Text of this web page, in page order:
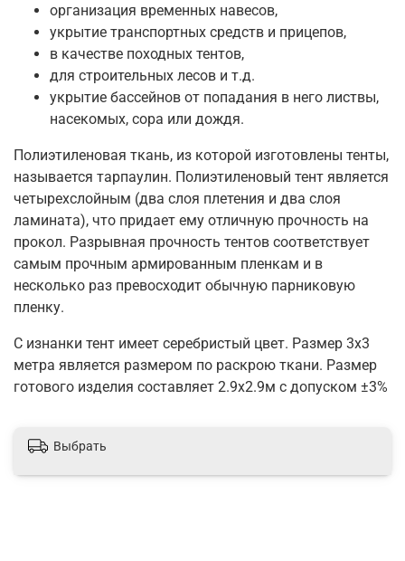
организация временных навесов,
укрытие транспортных средств и прицепов,
в качестве походных тентов,
для строительных лесов и т.д.
укрытие бассейнов от попадания в него листвы,
насекомых, сора или дождя.
Полиэтиленовая ткань, из которой изготовлены тенты,
называется тарпаулин. Полиэтиленовый тент является
четырехслойным (два слоя плетения и два слоя
ламината), что придает ему отличную прочность на
прокол. Разрывная прочность тентов соответствует
самым прочным армированным пленкам и в
несколько раз превосходит обычную парниковую
пленку.
С изнанки тент имеет серебристый цвет. Размер 3х3
метра является размером по раскрою ткани. Размер
готового изделия составляет 2.9х2.9м с допуском ±3%
Выбрать